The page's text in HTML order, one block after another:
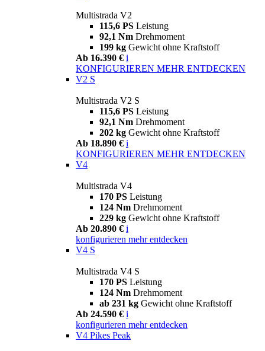
Multistrada V2
115,6 PS Leistung
92,1 Nm Drehmoment
199 kg Gewicht ohne Kraftstoff
Ab 16.390 € i
KONFIGURIEREN MEHR ENTDECKEN
V2 S
Multistrada V2 S
115,6 PS Leistung
92,1 Nm Drehmoment
202 kg Gewicht ohne Kraftstoff
Ab 18.890 € i
KONFIGURIEREN MEHR ENTDECKEN
V4
Multistrada V4
170 PS Leistung
124 Nm Drehmoment
229 kg Gewicht ohne Kraftstoff
Ab 20.890 € i
konfigurieren mehr entdecken
V4 S
Multistrada V4 S
170 PS Leistung
124 Nm Drehmoment
ab 231 kg Gewicht ohne Kraftstoff
Ab 24.590 € i
konfigurieren mehr entdecken
V4 Pikes Peak